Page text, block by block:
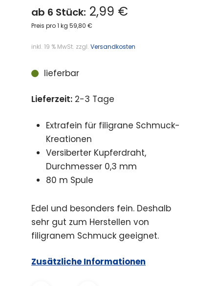
ab 6 Stück: 2,99 €
Preis pro 1 kg 59,80 €
inkl. 19 % MwSt. zzgl. Versandkosten
lieferbar
Lieferzeit: 2-3 Tage
Extrafein für filigrane Schmuck-
Kreationen
Versiberter Kupferdraht,
Durchmesser 0,3 mm
80 m Spule
Edel und besonders fein. Deshalb
sehr gut zum Herstellen von
filigranem Schmuck geeignet.
Zusätzliche Informationen